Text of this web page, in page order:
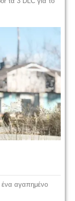
ένα αγαπημένο